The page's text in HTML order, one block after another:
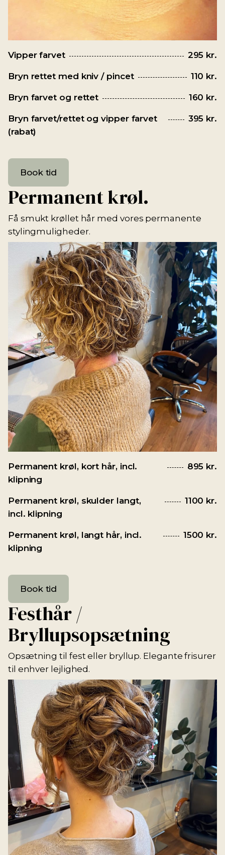
Vipper farvet 295 kr.
Bryn rettet med kniv / pincet 110 kr.
Bryn farvet og rettet 160 kr.
Bryn farvet/rettet og vipper farvet
(rabat)
395 kr.
Book tid
Permanent krøl.
Få smukt krøllet hår med vores permanente
stylingmuligheder.
Permanent krøl, kort hår, incl.
klipning
895 kr.
Permanent krøl, skulder langt,
incl. klipning
1100 kr.
Permanent krøl, langt hår, incl.
klipning
1500 kr.
Book tid
Festhår /
Bryllupsopsætning
Opsætning til fest eller bryllup. Elegante frisurer
til enhver lejlighed.